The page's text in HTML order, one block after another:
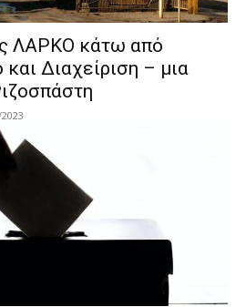
ΛΑΡΚΟ κάτω από
Διαχείριση – μια